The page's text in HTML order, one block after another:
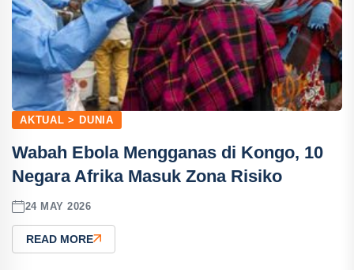
AKTUAL > DUNIA
Wabah Ebola Mengganas di Kongo, 10
Negara Afrika Masuk Zona Risiko
24 MAY 2026
READ MORE